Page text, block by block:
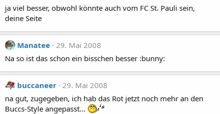
ja viel besser, obwohl könnte auch vom FC St. Pauli sein,
deine Seite
Manatee
29. Mai 2008
Na so ist das schon ein bisschen besser :bunny:
buccaneer
29. Mai 2008
na gut, zugegeben, ich hab das Rot jetzt noch mehr an den
Buccs-Style angepasst...